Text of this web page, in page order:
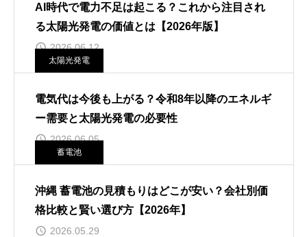
AI時代で電力不足は起こる？これから注目され
る太陽光発電の価値とは【2026年版】
2026.06.12
太陽光発電
電気代は今後も上がる？令和8年以降のエネルギ
ー需要と太陽光発電の必要性
2026.06.05
蓄電池
沖縄 蓄電池の見積もりはどこが安い？会社別価
格比較と賢い選び方【2026年】
2026.05.29